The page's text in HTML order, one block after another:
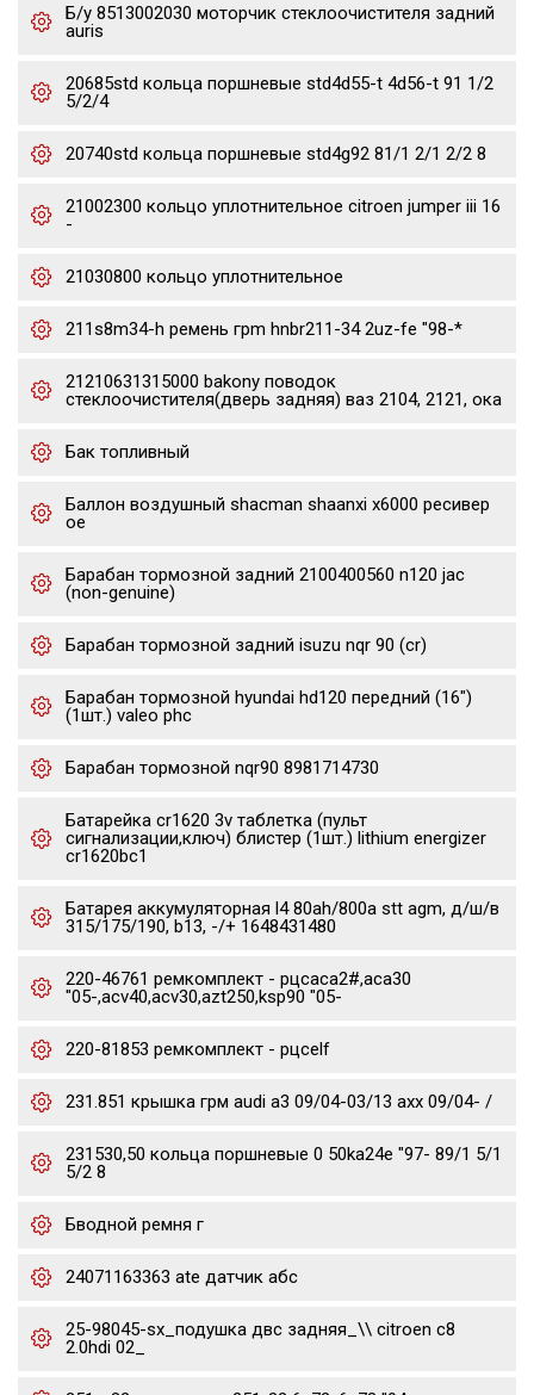
Б/у 8513002030 моторчик стеклоочистителя задний
auris
20685std кольца поршневые std4d55-t 4d56-t 91 1/2
5/2/4
20740std кольца поршневые std4g92 81/1 2/1 2/2 8
21002300 кольцо уплотнительное citroen jumper iii 16
-
21030800 кольцо уплотнительное
211s8m34-h ремень грm hnbr211-34 2uz-fe "98-*
21210631315000 bakony поводок
стеклоочистителя(дверь задняя) ваз 2104, 2121, ока
Бак топливный
Баллон воздушный shacman shaanxi x6000 ресивер
oe
Барабан тормозной задний 2100400560 n120 jac
(non-genuine)
Барабан тормозной задний isuzu nqr 90 (cr)
Барабан тормозной hyundai hd120 передний (16")
(1шт.) valeo phc
Барабан тормозной nqr90 8981714730
Батарейка cr1620 3v таблетка (пульт
сигнализации,ключ) блистер (1шт.) lithium energizer
cr1620bc1
Батарея аккумуляторная l4 80ah/800a stt agm, д/ш/в
315/175/190, b13, -/+ 1648431480
220-46761 ремкомплект - рцсaca2#,aca30
"05-,acv40,acv30,azt250,ksp90 "05-
220-81853 ремкомплект - рцсelf
231.851 крышка грм audi a3 09/04-03/13 axx 09/04- /
231530,50 кольца поршневые 0 50ka24e "97- 89/1 5/1
5/2 8
Бводной ремня г
24071163363 ate датчик абс
25-98045-sx_подушка двс задняя_\\ citroen c8
2.0hdi 02_